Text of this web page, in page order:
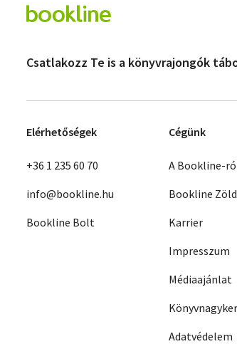
Csatlakozz Te is a könyvrajongók
Elérhetőségek
+36 1 235 60 70
info@bookline.hu
Bookline Bolt
Cégünk
A Bookline-
Bookline Zöld
Karrier
Impresszum
Médiaajánlat
Adatvédelem